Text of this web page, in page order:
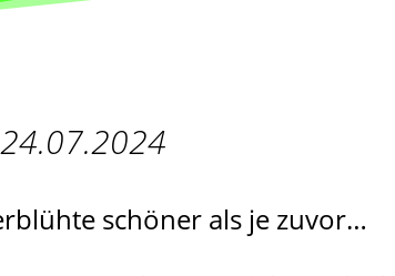
24.07.2024
schöner als je zuvor…